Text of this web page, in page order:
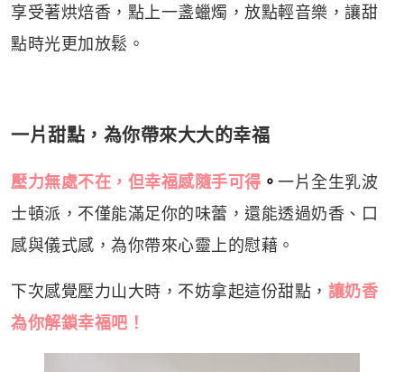
享受著烘焙香，點上一盞蠟燭，放點輕音樂，讓甜
點時光更加放鬆。
一片甜點，為你帶來大大的幸福
壓力無處不在，但幸福感隨手可得 。 一片全生乳波
士頓派，不僅能滿足你的味蕾，還能透過奶香、口
感與儀式感，為你帶來心靈上的慰藉。
下次感覺壓力山大時，不妨拿起這份甜點， 讓奶香
為你解鎖幸福吧！